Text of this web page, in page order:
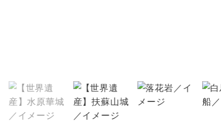
お部屋食
お部屋にてゆっくりとお召し上がりいた
トラベルイヤ
周りの音を気にせず、ガイドさんの説明